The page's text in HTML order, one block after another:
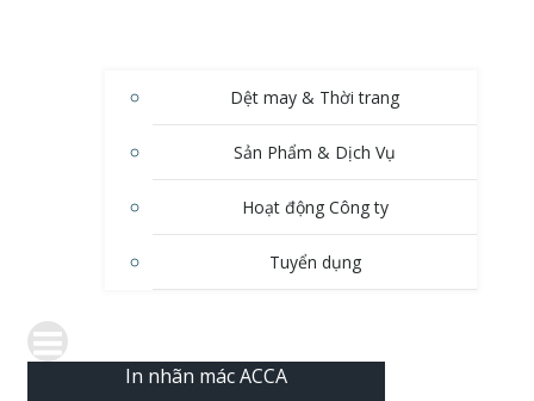
Dệt may & Thời trang
Sản Phẩm & Dịch Vụ
Hoạt động Công ty
Tuyển dụng
In nhãn mác ACCA